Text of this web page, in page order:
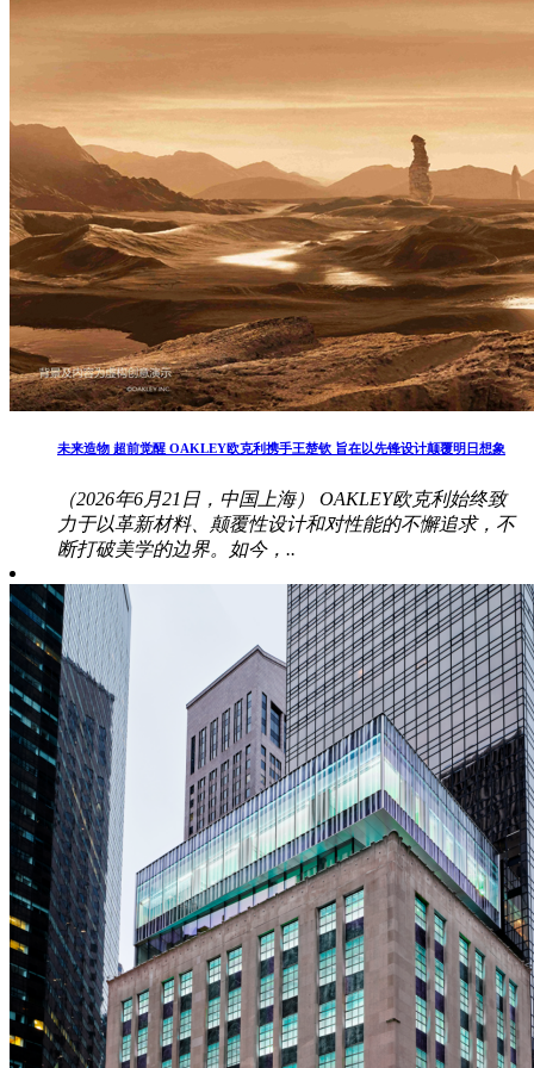
未来造物 超前觉醒 OAKLEY欧克利携手王楚钦 旨在以先锋设计颠覆明日想象
（2026年6月21日，中国上海） OAKLEY欧克利始终致
力于以革新材料、颠覆性设计和对性能的不懈追求，不
断打破美学的边界。如今，..